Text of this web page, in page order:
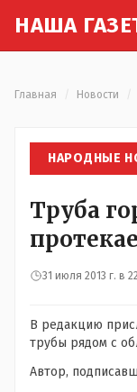
НАША Г
Главная Новости
НАРОДНЫЕ
Труба
31 июля 2013 г. в
В редакцию
трубы рядом с
Автор,